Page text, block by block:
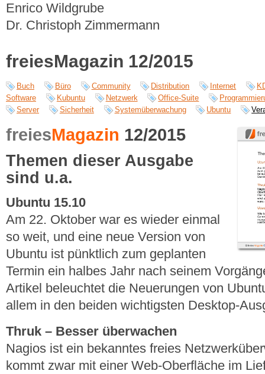
Enrico Wildgrube
Dr. Christoph Zimmermann
freiesMagazin 12/2015
Buch Büro Community Distribution Internet
Software
Kubuntu Netzwerk Office-Suite
Server
Sicherheit Systemüberwachung Ubuntu
freiesMagazin 12/2015
Themen dieser Ausgabe
sind u.a.
Ubuntu 15.10
Am 22. Oktober war es wieder einmal
so weit, und eine neue Version von
Ubuntu ist pünktlich zum geplanten
Termin ein halbes Jahr nach seinem
Artikel beleuchtet die Neuerungen von
allem in den beiden wichtigsten Desktop-
Thruk – Besser überwachen
Nagios ist ein bekanntes freies
kommt zwar mit einer Web-Oberfläche im